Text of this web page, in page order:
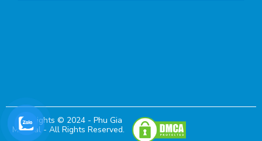
Copyrights © 2024 - Phu Gia
Medical - All Rights Reserved.